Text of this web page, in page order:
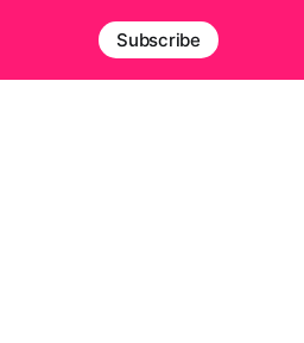
Subscribe